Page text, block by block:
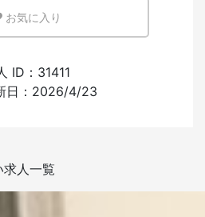
お気に入り
ID：31411
日：2026/4/23
求人一覧